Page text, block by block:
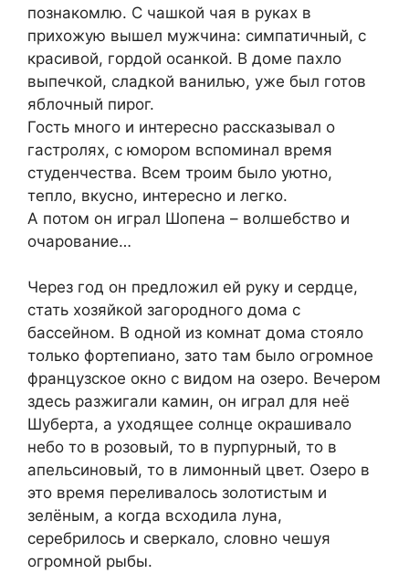
познакомлю. С чашкой чая в руках в
прихожую вышел мужчина: симпатичный, с
красивой, гордой осанкой. В доме пахло
выпечкой, сладкой ванилью, уже был готов
яблочный пирог.
Гость много и интересно рассказывал о
гастролях, с юмором вспоминал время
студенчества. Всем троим было уютно,
тепло, вкусно, интересно и легко.
А потом он играл Шопена – волшебство и
очарование…
Через год он предложил ей руку и сердце,
стать хозяйкой загородного дома с
бассейном. В одной из комнат дома стояло
только фортепиано, зато там было огромное
французское окно с видом на озеро. Вечером
здесь разжигали камин, он играл для неё
Шуберта, а уходящее солнце окрашивало
небо то в розовый, то в пурпурный, то в
апельсиновый, то в лимонный цвет. Озеро в
это время переливалось золотистым и
зелёным, а когда всходила луна,
серебрилось и сверкало, словно чешуя
огромной рыбы.